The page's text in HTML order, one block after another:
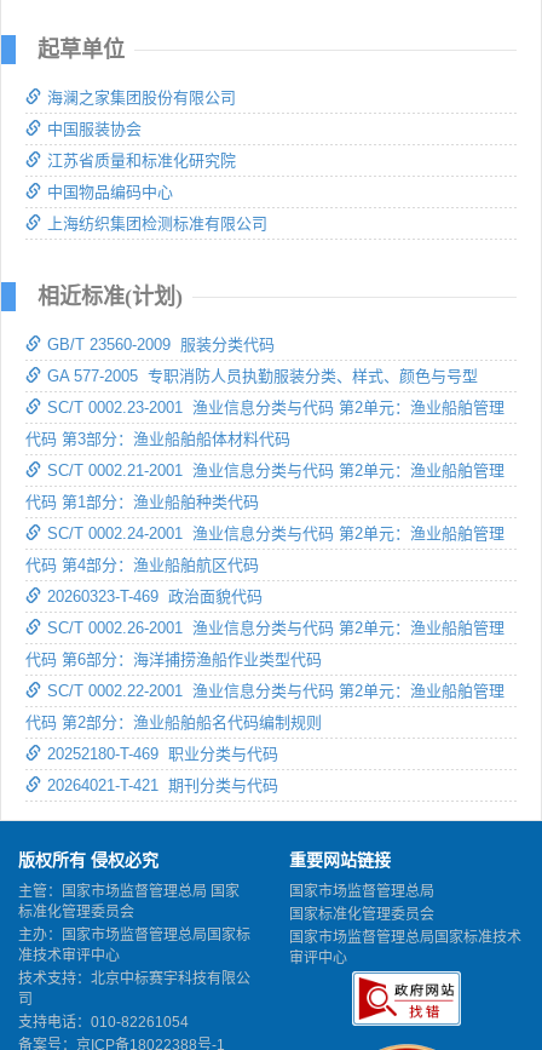
起草单位
海澜之家集团股份有限公司
中国服装协会
江苏省质量和标准化研究院
中国物品编码中心
上海纺织集团检测标准有限公司
相近标准(计划)
GB/T 23560-2009 服装分类代码
GA 577-2005 专职消防人员执勤服装分类、样式、颜色与号型
SC/T 0002.23-2001 渔业信息分类与代码 第2单元：渔业船舶管理
代码 第3部分：渔业船舶船体材料代码
SC/T 0002.21-2001 渔业信息分类与代码 第2单元：渔业船舶管理
代码 第1部分：渔业船舶种类代码
SC/T 0002.24-2001 渔业信息分类与代码 第2单元：渔业船舶管理
代码 第4部分：渔业船舶航区代码
20260323-T-469 政治面貌代码
SC/T 0002.26-2001 渔业信息分类与代码 第2单元：渔业船舶管理
代码 第6部分：海洋捕捞渔船作业类型代码
SC/T 0002.22-2001 渔业信息分类与代码 第2单元：渔业船舶管理
代码 第2部分：渔业船舶船名代码编制规则
20252180-T-469 职业分类与代码
20264021-T-421 期刊分类与代码
版权所有 侵权必究
主管：国家市场监督管理总局 国家
标准化管理委员会
主办：国家市场监督管理总局国家标
准技术审评中心
技术支持：北京中标赛宇科技有限公
司
支持电话：010-82261054
备案号： 京ICP备18022388号-1
重要网站链接
国家市场监督管理总局
国家标准化管理委员会
国家市场监督管理总局国家标准技术
审评中心